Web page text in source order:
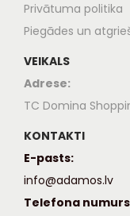
Privātuma politika
Piegādes un
VEIKALS
Adrese:
TC Domina
KONTAKTI
E-pasts:
info@adamos.lv
Telefona